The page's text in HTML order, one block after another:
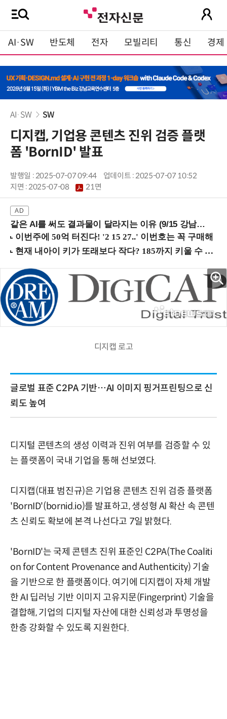
AI·SW 반도체 전자 모빌리티 통신 경제
AI·SW SW
디지캡, 기업용 콘텐츠 진위 검증 플랫
폼 'BornID' 발표
발행일 : 2025-07-07 09:44
업데이트 : 2025-07-07 10:52
지면 :2025-07-08 21면
같은 AI를 써도 결과물이 달라지는 이유 (9/15 강남역)
디지캡 로고
글로벌 표준 C2PA 기반…AI 이미지 핑거프린팅으로 신
뢰도 높여
디지털 콘텐츠의 생성 이력과 진위 여부를 검증할 수 있
는 플랫폼이 국내 기업을 통해 선보였다.
디지캡(대표 범진규)은 기업용 콘텐츠 진위 검증 플랫폼
'BornID'(bornid.io)를 발표하고, 생성형 AI 확산 속 콘텐
츠 신뢰도 확보에 본격 나선다고 7일 밝혔다.
'BornID'는 국제 콘텐츠 진위 표준인 C2PA(The Coaliti
on for Content Provenance and Authenticity) 기술
을 기반으로 한 플랫폼이다. 여기에 디지캡이 자체 개발
한 AI 딥러닝 기반 이미지 고유지문(Fingerprint) 기술을
결합해, 기업의 디지털 자산에 대한 신뢰성과 투명성을
한층 강화할 수 있도록 지원한다.